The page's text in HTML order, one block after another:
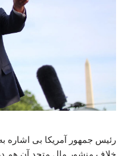
رئیس جمهور آمریکا بی اشاره